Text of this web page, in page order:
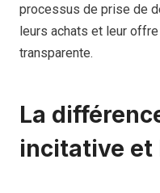
processus de prise de
leurs achats et leur
transparente.
La
incitative et